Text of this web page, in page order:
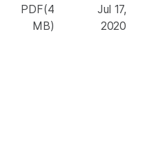
PDF(4
MB)
Jul 17,
2020